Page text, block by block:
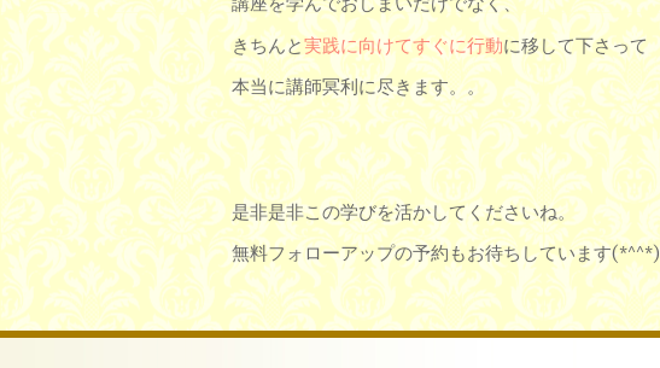
講座を学んでおしまいだけでなく、
きちんと実践に向けてすぐに行動に移して下さって
本当に講師冥利に尽きます。。
是非是非この学びを活かしてくださいね。
無料フォローアップの予約もお待ちしています(*^^*)